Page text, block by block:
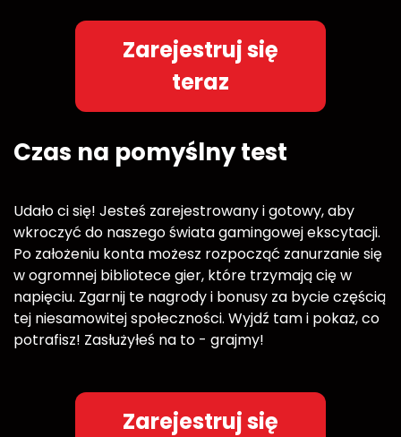
Zarejestruj się
teraz
Czas na pomyślny test
Udało ci się! Jesteś zarejestrowany i gotowy, aby
wkroczyć do naszego świata gamingowej ekscytacji.
Po założeniu konta możesz rozpocząć zanurzanie się
w ogromnej bibliotece gier, które trzymają cię w
napięciu. Zgarnij te nagrody i bonusy za bycie częścią
tej niesamowitej społeczności. Wyjdź tam i pokaż, co
potrafisz! Zasłużyłeś na to - grajmy!
Zarejestruj się